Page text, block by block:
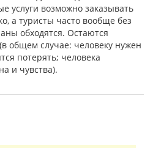
услуги возможно заказывать
а туристы часто вообще без
обходятся. Остаются
общем случае: человеку нужен
потерять; человека
и чувства).